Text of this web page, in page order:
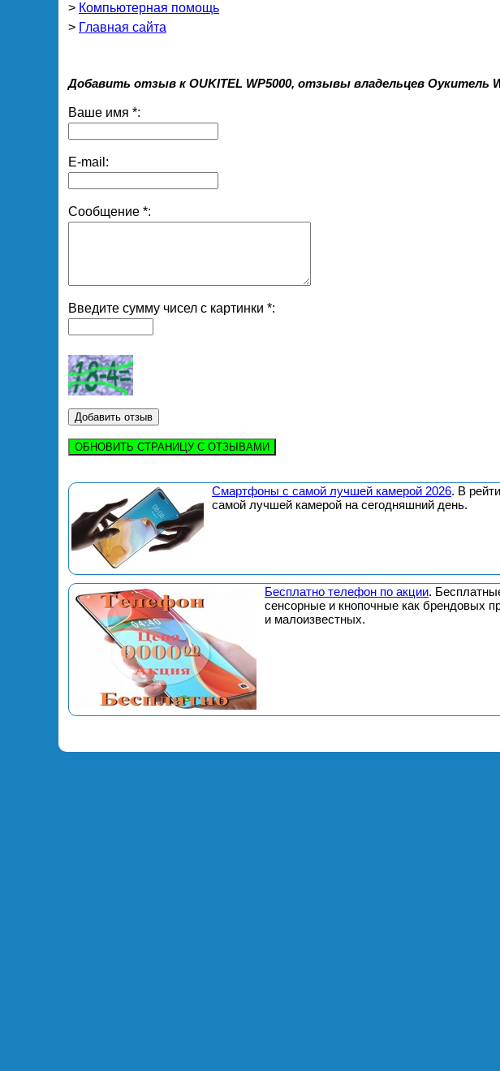
> Компьютерная помощь
> Главная сайта
Добавить отзыв к OUKITEL WP5000, отзывы владельцев Оукитель
Ваше имя *:
E-mail:
Сообщение *:
Введите сумму чисел с картинки *:
ОБНОВИТЬ СТРАНИЦУ С ОТЗЫВАМИ
Смартфоны с самой лучшей камерой 2026. В
самой лучшей камерой на сегодняшний день.
Бесплатно телефон по акции.
сенсорные и кнопочные как брендовых
и малоизвестных.